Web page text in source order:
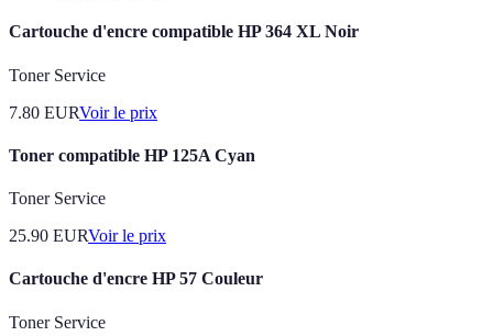
Cartouche d'encre compatible HP 364 XL Noir
Toner Service
7.80 EURVoir le prix
Toner compatible HP 125A Cyan
Toner Service
25.90 EURVoir le prix
Cartouche d'encre HP 57 Couleur
Toner Service